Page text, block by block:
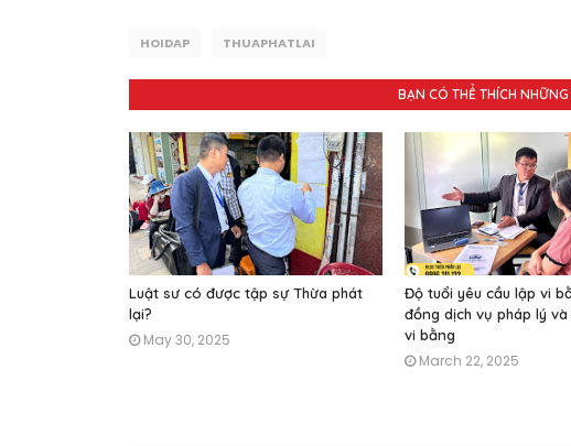
HOIDAP THUAPHATLAI
BẠN CÓ THỂ THÍCH
Luật sư có được tập sự Thừa phát
lại?
May 30, 2025
Độ tuổi yêu cầu lập vi
đồng dịch vụ pháp lý
vi bằng
March 22, 2025